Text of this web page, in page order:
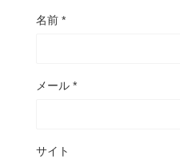
名前 *
メール *
サイト